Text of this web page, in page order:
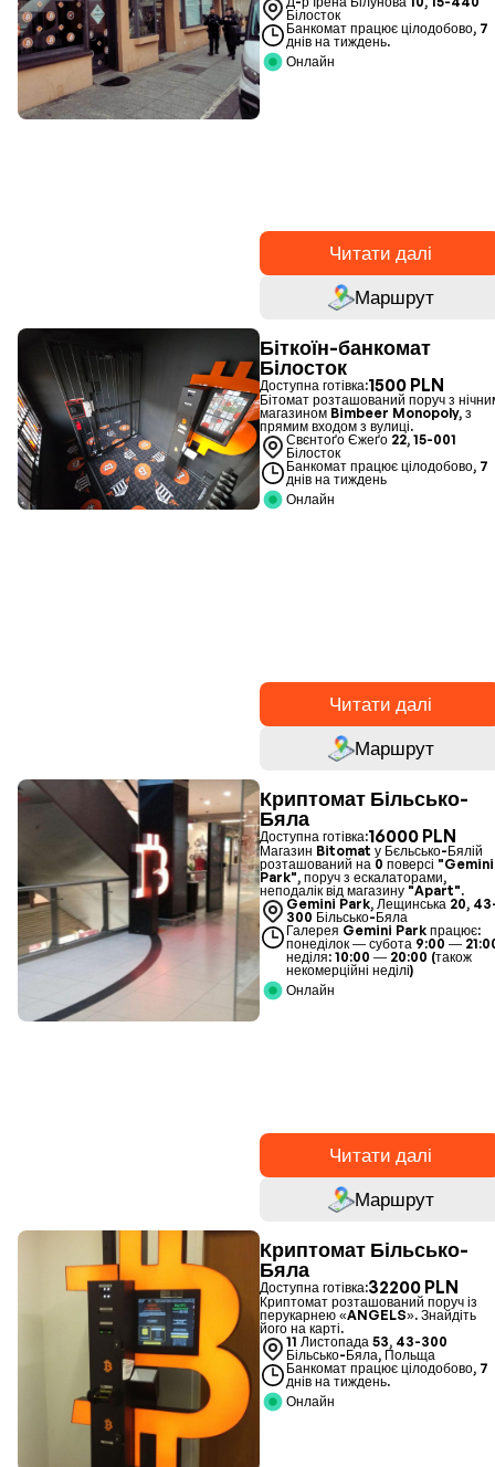
Білосток
Банкомат працює цілодобово, 7
днів на тиждень.
Онлайн
Читати далі
Маршрут
Біткоїн-банкомат
Білосток
Доступна готівка:1500 PLN
Бітомат розташований поруч з
магазином Bimbeer Monopoly, з
прямим входом з вулиці.
Свєнтоґо Єжеґо 22, 15-001
Білосток
Банкомат працює цілодобово, 7
днів на тиждень
Онлайн
Читати далі
Маршрут
Криптомат Більсько-
Бяла
Доступна готівка:16000 PLN
Магазин Bitomat у Бєльсько-Бялій
розташований на 0 поверсі "Gemini
Park", поруч з ескалаторами,
неподалік від магазину "Apart".
Gemini Park, Лещинська 20,
300 Більсько-Бяла
Галерея Gemini Park працює:
понеділок — субота 9:00 —
неділя: 10:00 — 20:00 (також
некомерційні неділі)
Онлайн
Читати далі
Маршрут
Криптомат Більсько-
Бяла
Доступна готівка:32200 PLN
Криптомат розташований поруч із
перукарнею «ANGELS». Знайдіть
його на карті.
11 Листопада 53, 43-300
Більсько-Бяла, Польща
Банкомат працює цілодобово, 7
днів на тиждень.
Онлайн